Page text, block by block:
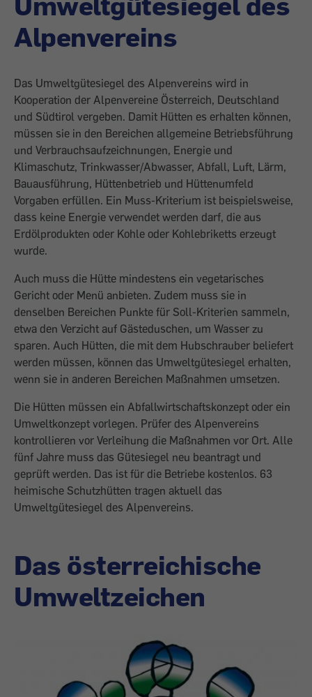
Alpenvereins
Das Umweltgütesiegel des Alpenvereins wird in
Kooperation der Alpenvereine Österreich, Deutschland
und Südtirol vergeben. Damit Hütten es erhalten können,
müssen sie in den Bereichen allgemeine Betriebsführung
und Verbrauchsaufzeichnungen, Energie und
Klimaschutz, Trinkwasser/Abwasser, Abfall, Luft, Lärm,
Bauausführung, Hüttenbetrieb und Hüttenumfeld
Vorgaben erfüllen. Ein Muss-Kriterium ist beispielsweise,
dass keine Energie verwendet werden darf, die aus
Erdölprodukten oder Kohle oder Kohlebriketts erzeugt
wurde.
Auch muss die Hütte mindestens ein vegetarisches
Gericht oder Menü anbieten. Zudem muss sie in
denselben Bereichen Punkte für Soll-Kriterien sammeln,
etwa den Verzicht auf Gästeduschen, um Wasser zu
sparen. Auch Hütten, die mit dem Hubschrauber beliefert
werden müssen, können das Umweltgütesiegel erhalten,
wenn sie in anderen Bereichen Maßnahmen umsetzen.
Die Hütten müssen ein Abfallwirtschaftskonzept oder ein
Umweltkonzept vorlegen. Prüfer des Alpenvereins
kontrollieren vor Verleihung die Maßnahmen vor Ort. Alle
fünf Jahre muss das Gütesiegel neu beantragt und
geprüft werden. Das ist für die Betriebe kostenlos. 63
heimische Schutzhütten tragen aktuell das
Umweltgütesiegel des Alpenvereins.
Das österreichische
Umweltzeichen